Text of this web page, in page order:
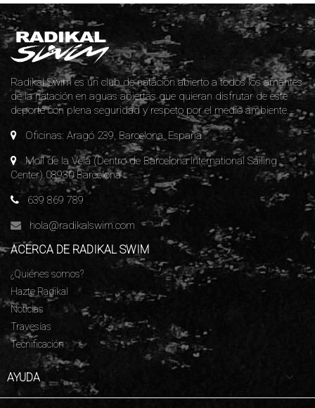
Radikal Swim es un club de natación abierto a todos los amantes
de la natación en aguas abiertas que quieran disfrutar de este
deporte con plena seguridad y respeto por el medio ambiente.
Oficinas: Aragó 239, Barcelona. España
Moll de la Vela (Dentro de Barcelona International Sailing
Center) 08930 Barcelona
639 869 789
hola@radikalswim.com
ACERCA DE RADIKAL SWIM
¿Quiénes somos?
Hazte Radikal
Noticias
Travesías
Tecnificación
AYUDA 